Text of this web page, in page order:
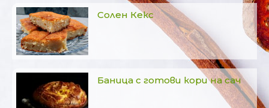
Солен Кекс
Баница с готови кори на сач